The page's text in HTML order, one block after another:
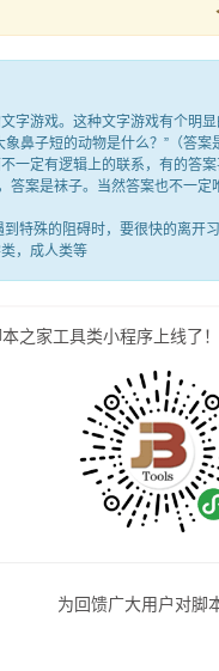
游戏。这种文字游戏有个明显
鼻子短的动物是什么？”（答案
定有逻辑上的联系，有的答案
，答案是袜子。当然答案也不
殊的阻碍时，要很快的离开习
，成人类等
之家工具类小程序上线了
为回馈广大用户对脚